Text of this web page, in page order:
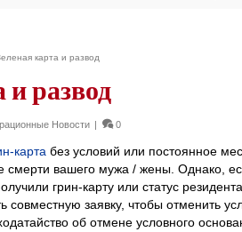
карта и развод
и развод
Новости | 0
карта без условий или постоянное
смерти вашего мужа / жены. Однако,
грин-карту или статус
заявку, чтобы отменить
об отмене условного